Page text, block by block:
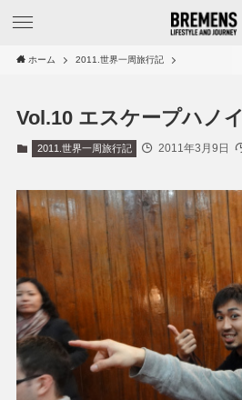
ホーム 2011.世界一周旅行記
Vol.10 エスケープハノイ
2011.世界一周旅行記 2011年3月9日